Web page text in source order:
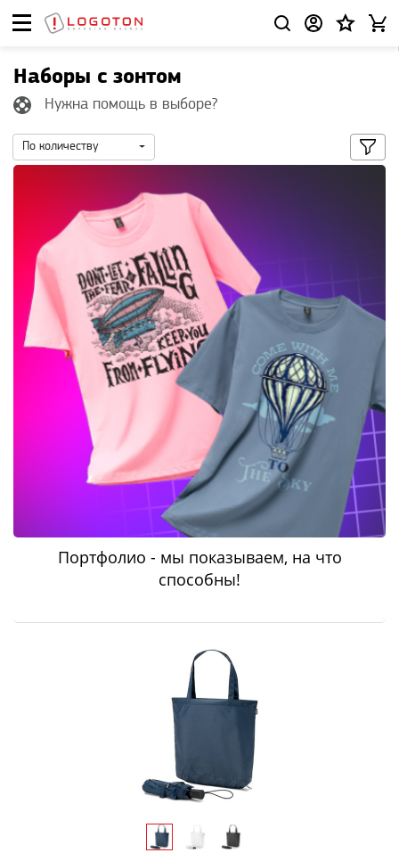
Наборы с зонтом
Нужна помощь в выборе?
По количеству
Портфолио - мы показываем, на что
способны!